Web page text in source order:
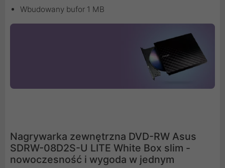
Wbudowany bufor 1 MB
Nagrywarka zewnętrzna DVD-RW Asus
SDRW-08D2S-U LITE White Box slim -
nowoczesność i wygoda w jednym